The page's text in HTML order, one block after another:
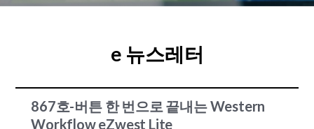
e 뉴스레터
867호-버튼 한 번으로 끝내는 Western
Workflow eZwest Lite